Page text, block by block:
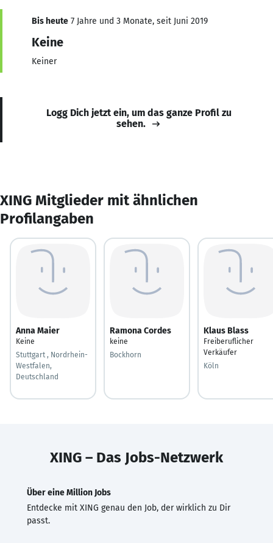
Bis heute 7 Jahre und 3 Monate, seit Juni 2019
Keine
Keiner
Logg Dich jetzt ein, um das ganze Profil zu
sehen.
XING Mitglieder mit ähnlichen
Profilangaben
Anna Maier
Keine
Stuttgart , Nordrhein-
Westfalen,
Deutschland
Ramona Cordes
keine
Bockhorn
Klaus Blass
Freiberuflicher
Verkäufer
Köln
XING – Das Jobs-Netzwerk
Über eine Million Jobs
Entdecke mit XING genau den Job, der wirklich zu Dir
passt.